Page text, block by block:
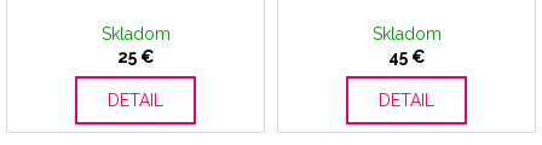
Skladom
25 €
DETAIL
Skladom
45 €
DETAIL